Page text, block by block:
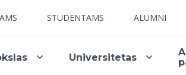
STUDENTAMS ALUMNI
Universitetas